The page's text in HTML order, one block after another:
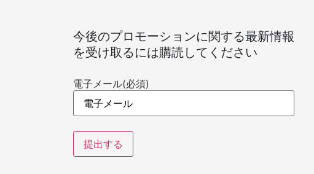
今後のプロモーションに関する最新情報
を受け取るには購読してください
電子メール(必須)